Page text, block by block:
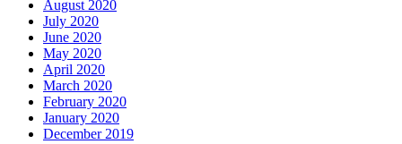
August 2020
July 2020
June 2020
May 2020
April 2020
March 2020
February 2020
January 2020
December 2019